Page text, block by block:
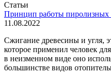
Статьи
Принцип работы пиролизных
11.08.2022
Сжигание древесины и угля,
которое применил человек
в неизменном виде оно
большинстве видов